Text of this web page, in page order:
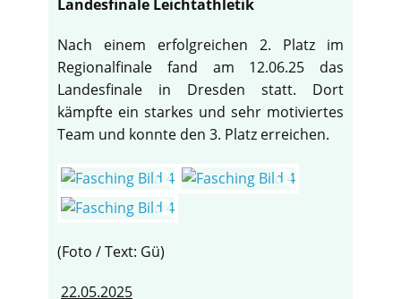
Landesfinale Leichtathletik
Nach einem erfolgreichen 2. Platz im
Regionalfinale fand am 12.06.25 das
Landesfinale in Dresden statt. Dort
kämpfte ein starkes und sehr motiviertes
Team und konnte den 3. Platz erreichen.
(Foto / Text: Gü)
22.05.2025